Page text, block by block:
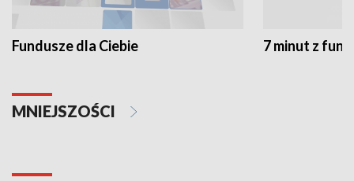
Fundusze dla Ciebie 7 minut z
MNIEJSZOŚCI